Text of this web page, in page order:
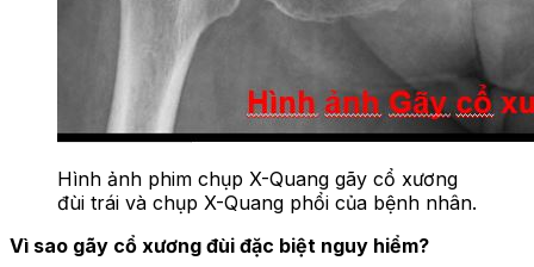
Hình ảnh phim chụp X-Quang gãy cổ xương
đùi trái và chụp X-Quang phổi của bệnh nhân.
Vì sao gãy cổ xương đùi đặc biệt nguy hiểm?